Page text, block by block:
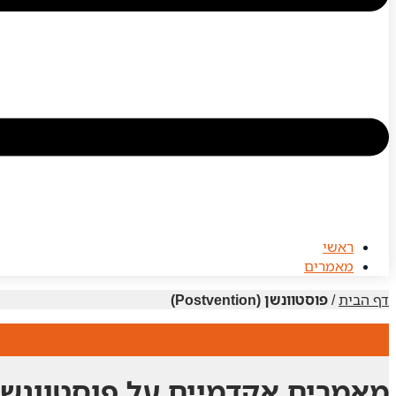
ראשי
מאמרים
דף הבית/פוסטוונשן (Postvention)